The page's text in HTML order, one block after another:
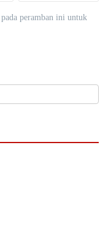
peramban ini untuk